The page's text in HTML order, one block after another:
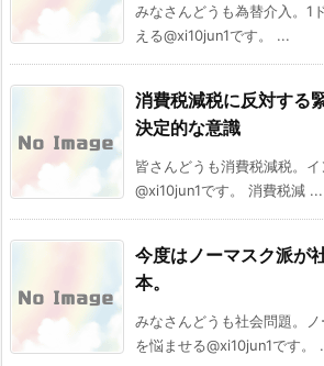
みなさんどうも為替介入。1
える@xi10jun1です。 ...
消費税減税に反対する
決定的な意識
皆さんどうも消費税減税。
@xi10jun1です。 消費税減 ...
今度はノーマスク派が
本。
みなさんどうも社会問題。
を悩ませる@xi10jun1です。